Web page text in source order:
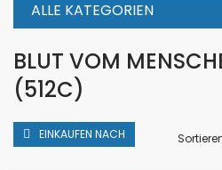
ALLE KATEGORIEN
BLUT VOM
(512C)
EINKAUFEN NACH